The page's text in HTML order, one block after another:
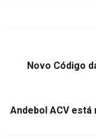
Novo Código
Andebol ACV